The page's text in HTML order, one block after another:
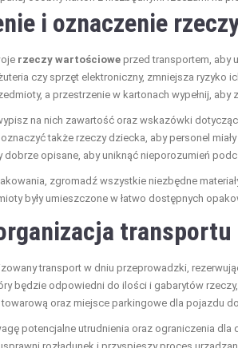
i oznaczenie
rzeczy wartościowe przed transportem, aby
czy sprzęt elektroniczny, zmniejsza ryzyko
a przestrzenie w kartonach wypełnij, aby
na nich zawartość oraz wskazówki
także rzeczy dziecka, aby personel
dobrze opisane, aby uniknąć nieporozumień
zgromadź wszystkie niezbędne
były umieszczone w łatwo dostępnych
transportu
transport w dniu przeprowadzki,
będzie odpowiedni do ilości i gabarytów
oraz miejsce parkingowe dla pojazdu
potencjalne utrudnienia oraz ograniczenia